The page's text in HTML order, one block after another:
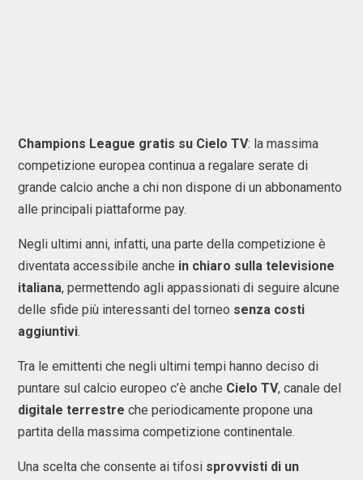
Champions League gratis su Cielo TV: la massima
competizione europea continua a regalare serate di
grande calcio anche a chi non dispone di un abbonamento
alle principali piattaforme pay.
Negli ultimi anni, infatti, una parte della competizione è
diventata accessibile anche in chiaro sulla televisione
italiana, permettendo agli appassionati di seguire alcune
delle sfide più interessanti del torneo senza costi
aggiuntivi.
Tra le emittenti che negli ultimi tempi hanno deciso di
puntare sul calcio europeo c’è anche Cielo TV, canale del
digitale terrestre che periodicamente propone una
partita della massima competizione continentale.
Una scelta che consente ai tifosi sprovvisti di un